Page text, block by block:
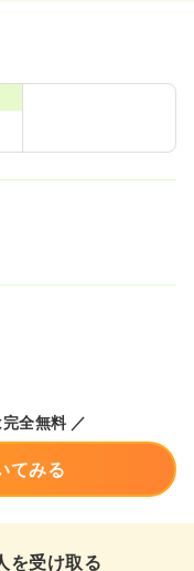
全無料 ／
てみる
を受け取る